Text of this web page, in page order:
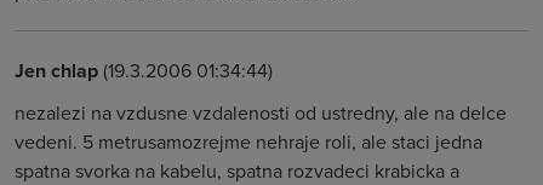
Jen chlap(19.3.2006 01:34:44)
nezalezi na vzdusne vzdalenosti od ustredny, ale na delce
vedeni. 5 metrusamozrejme nehraje roli, ale staci jedna
spatna svorka na kabelu, spatna rozvadeci krabicka a